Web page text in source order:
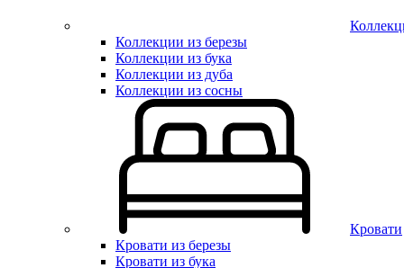
Коллекции из березы
Коллекции из бука
Коллекции из дуба
Коллекции из сосны
Кровати
Кровати из березы
Кровати из бука